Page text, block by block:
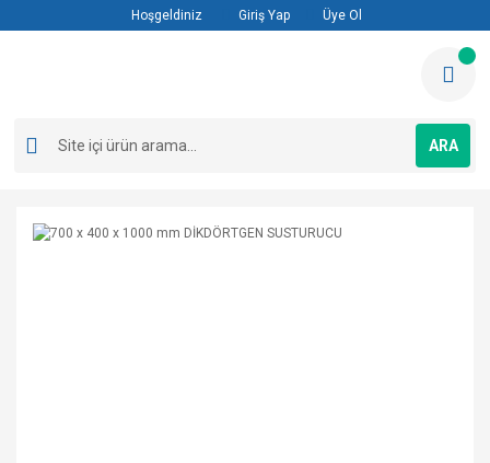
Hoşgeldiniz Giriş Yap Üye Ol
ARA